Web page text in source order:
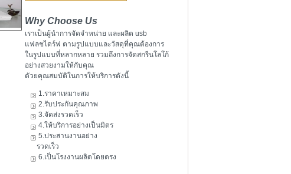
Why Choose Us
เราเป็นผู้นำการจัดจำหน่าย และผลิต usb
แฟลชไดร์ฟ ตามรูปแบบและวัสดุที่คุณต้องการ
ในรูปแบบที่หลากหลาย รวมถึงการจัดสกรีนโลโก้
อย่างสวยงามให้กับคุณ
ดัวยคุณสมบัติในการให้บริการดังนี้
1.ราคาเหมาะสม
2.รับประกันคุณภาพ
3.จัดส่งรวดเร็ว
4.ให้บริการอย่างเป็นมิตร
5.ประสานงานอย่าง
รวดเร็ว
6.เป็นโรงงานผลิตโดยตรง